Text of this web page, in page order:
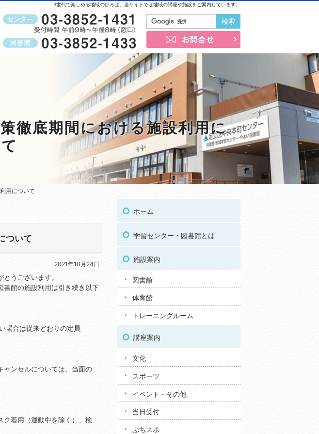
徹底期間における施設利用に
3世代で楽しめる地域のひろば。当サイトでは地域の講座や施設をご案内しています。
用について
ついて
2021年10月24日
うございます。
書館の施設利用は引き続き以下
場合は従来どおりの定員
ャンセルについては、当面の
ク着用（運動中を除く）、検
ホーム
学習センター・図書館とは
施設案内
図書館
体育館
トレーニングルーム
講座案内
文化
スポーツ
イベント・その他
当日受付
ぷちスポ
用について
03-3852-1431
受付時間
午前9時～午後8時（窓口）
03-3852-1433